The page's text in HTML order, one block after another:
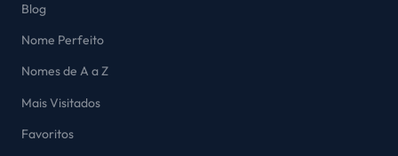
Blog
Nome Perfeito
Nomes de A a Z
Mais Visitados
Favoritos